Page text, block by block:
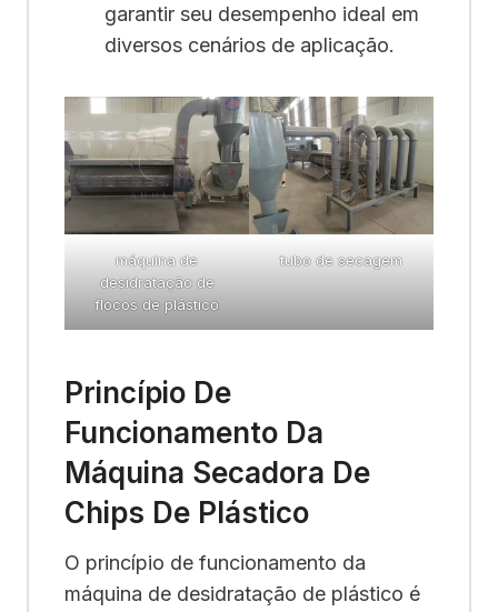
garantir seu desempenho ideal em
diversos cenários de aplicação.
máquina de
desidratação de
flocos de plástico
tubo de secagem
Princípio De
Funcionamento Da
Máquina Secadora De
Chips De Plástico
O princípio de funcionamento da
máquina de desidratação de plástico é